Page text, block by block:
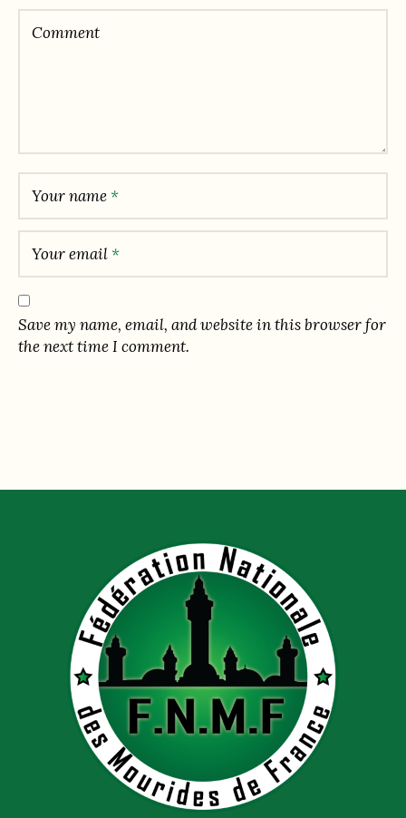
Comment
Your name *
Your email *
Save my name, email, and website in this browser for
the next time I comment.